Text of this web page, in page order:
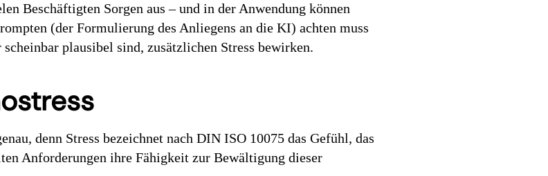
Beschäftigten Sorgen aus – und in der Anwendung können
(der Formulierung des Anliegens an die KI) achten muss
plausibel sind, zusätzlichen Stress bewirken.
denn Stress bezeichnet nach DIN ISO 10075 das Gefühl, das
Anforderungen ihre Fähigkeit zur Bewältigung dieser